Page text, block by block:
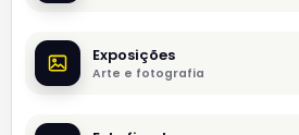
Exposições
Arte e fotografia